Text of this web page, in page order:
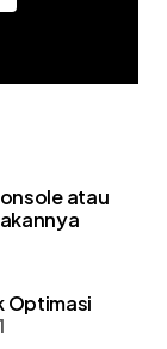
atau
Optimasi